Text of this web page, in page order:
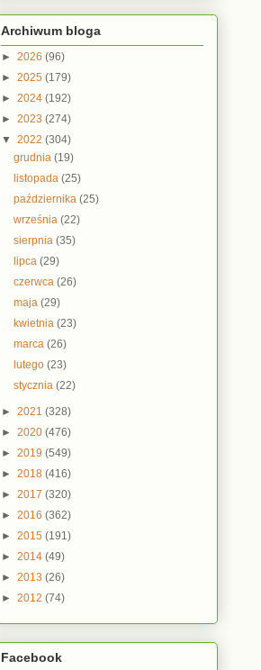
Archiwum bloga
► 2026 (96)
► 2025 (179)
► 2024 (192)
► 2023 (274)
▼ 2022 (304)
grudnia(19)
listopada(25)
października(25)
września(22)
sierpnia(35)
lipca(29)
czerwca(26)
maja(29)
kwietnia(23)
marca(26)
lutego(23)
stycznia(22)
► 2021 (328)
► 2020 (476)
► 2019 (549)
► 2018 (416)
► 2017 (320)
► 2016 (362)
► 2015 (191)
► 2014 (49)
► 2013 (26)
► 2012 (74)
Facebook